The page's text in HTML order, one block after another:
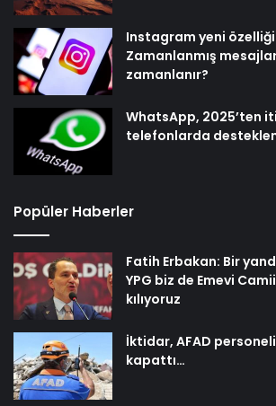
Instagram yeni
Zamanlanmış
zamanlanır?
WhatsApp, 2025’ten
telefonlarda
Popüler Haberler
Fatih Erbakan: Bir
YPG biz de Emevi
kılıyoruz
İktidar, AFAD
kapattı…